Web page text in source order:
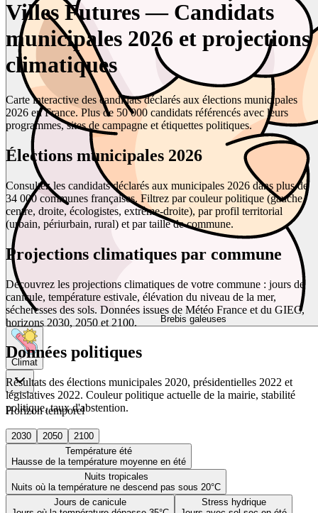
Brebis galeuses
Climat
Horizon temporel
2030 2050
2100
Température été
Hausse de la température moyenne en été
Nuits tropicales
Nuits où la température ne descend pas sous 20°C
Jours de canicule
Stress hydrique
Villes Futures — Candidats
municipales 2026 et projections
climatiques
Carte interactive des candidats déclarés aux élections municipales
2026 en France. Plus de 50 000 candidats référencés avec leurs
programmes, sites de campagne et étiquettes politiques.
Élections municipales 2026
Consultez les candidats déclarés aux municipales 2026 dans plus de
34 000 communes françaises. Filtrez par couleur politique (gauche,
centre, droite, écologistes, extrême-droite), par profil territorial
(urbain, périurbain, rural) et par taille de commune.
Projections climatiques par commune
Découvrez les projections climatiques de votre commune : jours de
canicule, température estivale, élévation du niveau de la mer,
sécheresses des sols. Données issues de Météo France et du GIEC,
horizons 2030, 2050 et 2100.
Données politiques
Résultats des élections municipales 2020, présidentielles 2022 et
législatives 2022. Couleur politique actuelle de la mairie, stabilité
politique, taux d'abstention.